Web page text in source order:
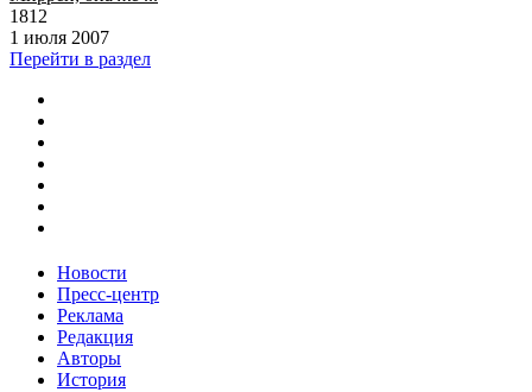
1812
1 июля 2007
Перейти в раздел
Новости
Пресс-центр
Реклама
Редакция
Авторы
История